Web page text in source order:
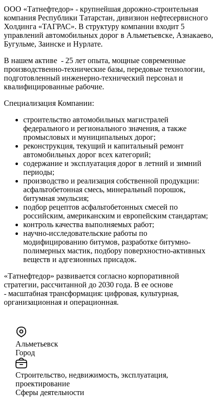
ООО «Татнефтедор» - крупнейшая дорожно-строительная
компания Республики Татарстан, дивизион нефтесервисного
Холдинга «ТАГРАС». В структуру компании входит 5
управлений автомобильных дорог в Альметьевске, Азнакаево,
Бугульме, Заинске и Нурлате.
В нашем активе - 25 лет опыта, мощные современные
производственно-технические базы, передовые технологии,
подготовленный инженерно-технический персонал и
квалифицированные рабочие.
Специализация Компании:
строительство автомобильных магистралей
федерального и регионального значения, а также
промысловых и муниципальных дорог;
реконструкция, текущий и капитальный ремонт
автомобильных дорог всех категорий;
содержание и эксплуатация дорог в летний и зимний
периоды;
производство и реализация собственной продукции:
асфальтобетонная смесь, минеральный порошок,
битумная эмульсия;
подбор рецептов асфальтобетонных смесей по
российским, американским и европейским стандартам;
контроль качества выполняемых работ;
научно-исследовательские работы по
модифицированию битумов, разработке битумно-
полимерных мастик, подбору поверхностно-активных
веществ и адгезионных присадок.
«Татнефтедор» развивается согласно корпоративной
стратегии, рассчитанной до 2030 года. В ее основе
- масштабная трансформация: цифровая, культурная,
организационная и операционная.
Альметьевск
Город
Строительство, недвижимость, эксплуатация,
проектирование
Сферы деятельности